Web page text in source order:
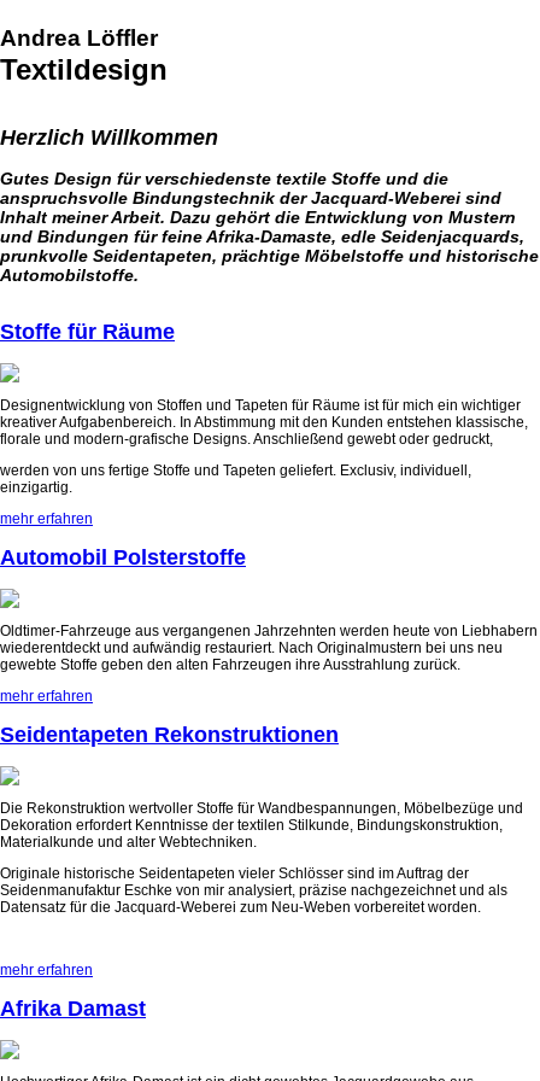
Andrea Löffler
Textildesign
Herzlich Willkommen
Gutes Design für verschiedenste textile Stoffe und die
anspruchsvolle Bindungstechnik der Jacquard-Weberei sind
Inhalt meiner Arbeit. Dazu gehört die Entwicklung von Mustern
und Bindungen für feine Afrika-Damaste, edle Seidenjacquards,
prunkvolle Seidentapeten, prächtige Möbelstoffe und historische
Automobilstoffe.
Stoffe für Räume
Designentwicklung von Stoffen und Tapeten für Räume ist für mich ein wichtiger
kreativer Aufgabenbereich. In Abstimmung mit den Kunden entstehen klassische,
florale und modern-grafische Designs. Anschließend gewebt oder gedruckt,
werden von uns fertige Stoffe und Tapeten geliefert. Exclusiv, individuell,
einzigartig.
mehr erfahren
Automobil Polsterstoffe
Oldtimer-Fahrzeuge aus vergangenen Jahrzehnten werden heute von Liebhabern
wiederentdeckt und aufwändig restauriert. Nach Originalmustern bei uns neu
gewebte Stoffe geben den alten Fahrzeugen ihre Ausstrahlung zurück.
mehr erfahren
Seidentapeten Rekonstruktionen
Die Rekonstruktion wertvoller Stoffe für Wandbespannungen, Möbelbezüge und
Dekoration erfordert Kenntnisse der textilen Stilkunde, Bindungskonstruktion,
Materialkunde und alter Webtechniken.
Originale historische Seidentapeten vieler Schlösser sind im Auftrag der
Seidenmanufaktur Eschke von mir analysiert, präzise nachgezeichnet und als
Datensatz für die Jacquard-Weberei zum Neu-Weben vorbereitet worden.
mehr erfahren
Afrika Damast